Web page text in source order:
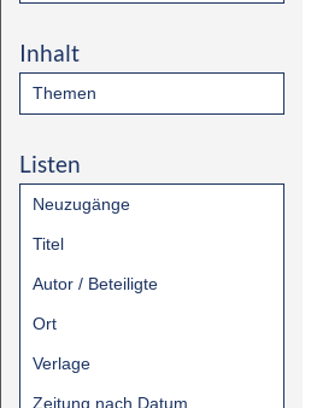
Inhalt
Themen
Listen
Neuzugänge
Titel
Autor / Beteiligte
Ort
Verlage
Zeitung nach Datum